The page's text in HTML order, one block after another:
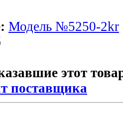
Модель №5250-2kr
этот
поставщика